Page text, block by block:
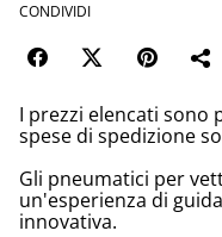
CONDIVIDI
I prezzi elencati sono
spese di spedizione
Gli pneumatici per
un'esperienza di
innovativa.